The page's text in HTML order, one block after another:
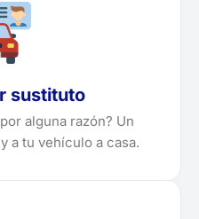
sustituto
alguna razón? Un
a tu vehículo a casa.